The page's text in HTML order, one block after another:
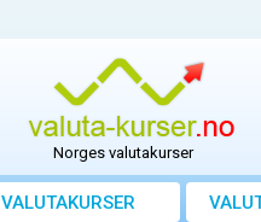
Norges valutakurser
VALUTAKURSER